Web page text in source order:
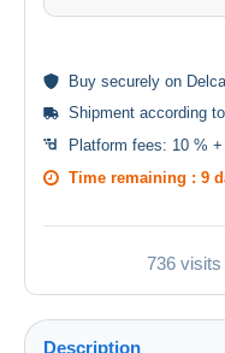
Buy securely on
Shipment according to
Platform fees: 10 %
Time remaining : 9
736 visits
Description